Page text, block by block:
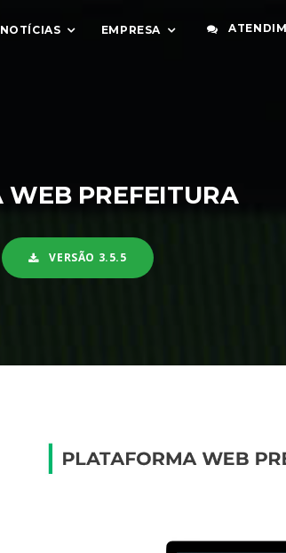
EMPRESA
PREFEITURA
VERSÃO 3.5.5